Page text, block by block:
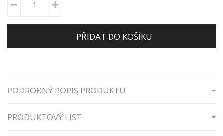
PŘIDAT DO KOŠÍKU
PODROBNÝ POPIS PRODUKTU
PRODUKTOVÝ LIST